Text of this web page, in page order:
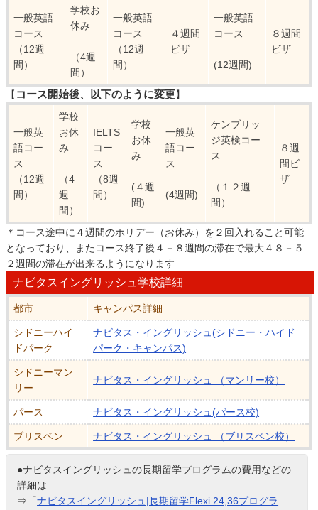
一般英語
コース
（12週
間）
学校お
休み
（4週
間）
一般英語
コース
（12週
間）
４週間
ビザ
一般英語
コース
(12週間)
８週間
ビザ
【 コース開始後、以下のように変更】
一般英
語コー
ス
（12週
間）
学校
お休
み
（4
週
間）
IELTS
コー
ス
（8週
間）
学校
お休
み
(４週
間)
一般英
語コー
ス
(4週間)
ケンブリッ
ジ英検コー
ス
（１２週
間）
８週
間ビ
ザ
＊コース途中に４週間のホリデー（お休み）を２回入れること可能
となっており、またコース終了後４－８週間の滞在で最大４８－５
２週間の滞在が出来るようになります
ナビタスイングリッシュ学校詳細
都市 キャンパス詳細
シドニーハイ
ドパーク
ナビタス・イングリッシュ(シドニー・ハイド
パーク・キャンパス)
シドニーマン
リー
ナビタス・イングリッシュ （マンリー校）
パース ナビタス・イングリッシュ(パース校)
ブリスベン ナビタス・イングリッシュ （ブリスベン校）
●ナビタスイングリッシュの長期留学プログラムの費用などの
詳細は
⇒「ナビタスイングリッシュ|長期留学Flexi 24,36プログラ